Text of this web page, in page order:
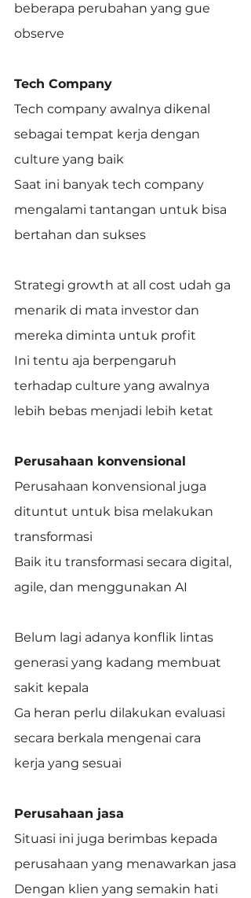
beberapa perubahan yang gue
observe
Tech Company
Tech company awalnya dikenal
sebagai tempat kerja dengan
culture yang baik
Saat ini banyak tech company
mengalami tantangan untuk bisa
bertahan dan sukses
Strategi growth at all cost udah ga
menarik di mata investor dan
mereka diminta untuk profit
Ini tentu aja berpengaruh
terhadap culture yang awalnya
lebih bebas menjadi lebih ketat
Perusahaan konvensional
Perusahaan konvensional juga
dituntut untuk bisa melakukan
transformasi
Baik itu transformasi secara digital,
agile, dan menggunakan AI
Belum lagi adanya konflik lintas
generasi yang kadang membuat
sakit kepala
Ga heran perlu dilakukan evaluasi
secara berkala mengenai cara
kerja yang sesuai
Perusahaan jasa
Situasi ini juga berimbas kepada
perusahaan yang menawarkan jasa
Dengan klien yang semakin hati